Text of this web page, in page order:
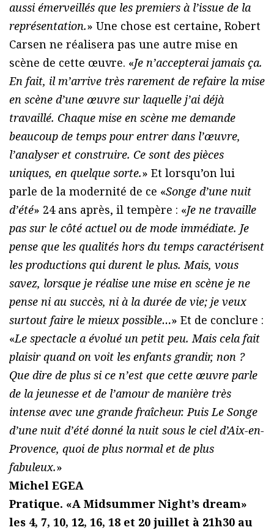
aussi émerveillés que les premiers à l’issue de la
représentation.» Une chose est certaine, Robert
Carsen ne réalisera pas une autre mise en
scène de cette œuvre. «Je n’accepterai jamais ça.
En fait, il m’arrive très rarement de refaire la mise
en scène d’une œuvre sur laquelle j’ai déjà
travaillé. Chaque mise en scène me demande
beaucoup de temps pour entrer dans l’œuvre,
l’analyser et construire. Ce sont des pièces
uniques, en quelque sorte.» Et lorsqu’on lui
parle de la modernité de ce «Songe d’une nuit
d’été» 24 ans après, il tempère : «Je ne travaille
pas sur le côté actuel ou de mode immédiate. Je
pense que les qualités hors du temps caractérisent
les productions qui durent le plus. Mais, vous
savez, lorsque je réalise une mise en scène je ne
pense ni au succès, ni à la durée de vie; je veux
surtout faire le mieux possible…» Et de conclure :
«Le spectacle a évolué un petit peu. Mais cela fait
plaisir quand on voit les enfants grandir, non ?
Que dire de plus si ce n’est que cette œuvre parle
de la jeunesse et de l’amour de manière très
intense avec une grande fraîcheur. Puis Le Songe
d’une nuit d’été donné la nuit sous le ciel d’Aix-en-
Provence, quoi de plus normal et de plus
fabuleux.»
Michel EGEA
Pratique. «A Midsummer Night’s dream»
les 4, 7, 10, 12, 16, 18 et 20 juillet à 21h30 au